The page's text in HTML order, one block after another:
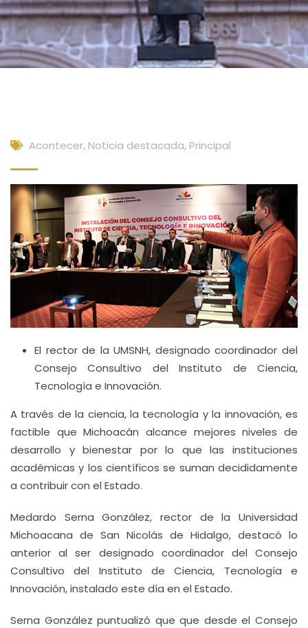
Acontecer, Noticia destacada, Principal
El rector de la UMSNH, designado coordinador del
Consejo Consultivo del Instituto de Ciencia,
Tecnología e Innovación.
A través de la ciencia, la tecnología y la innovación, es
factible que Michoacán alcance mejores niveles de
desarrollo y bienestar por lo que las instituciones
académicas y los científicos se suman decididamente
a contribuir con el Estado.
Medardo Serna González, rector de la Universidad
Michoacana de San Nicolás de Hidalgo, destacó lo
anterior al ser designado coordinador del Consejo
Consultivo del Instituto de Ciencia, Tecnología e
Innovación, instalado este día en el Estado.
Serna González puntualizó que que desde el Consejo